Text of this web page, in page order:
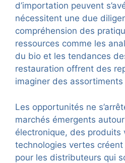
d’importation peuvent
nécessitent une due
compréhension des
ressources comme les
du bio et les tendances
restauration offrent des
imaginer des
Les opportunités ne
marchés émergents
électronique, des produits
technologies vertes
pour les distributeurs qui